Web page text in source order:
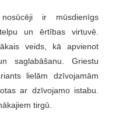
ir mūsdienīgs
un ērtības virtuvē.
veids, kā apvienot
saglabāšanu. Griestu
lielām dzīvojamām
ar dzīvojamo istabu.
tirgū.